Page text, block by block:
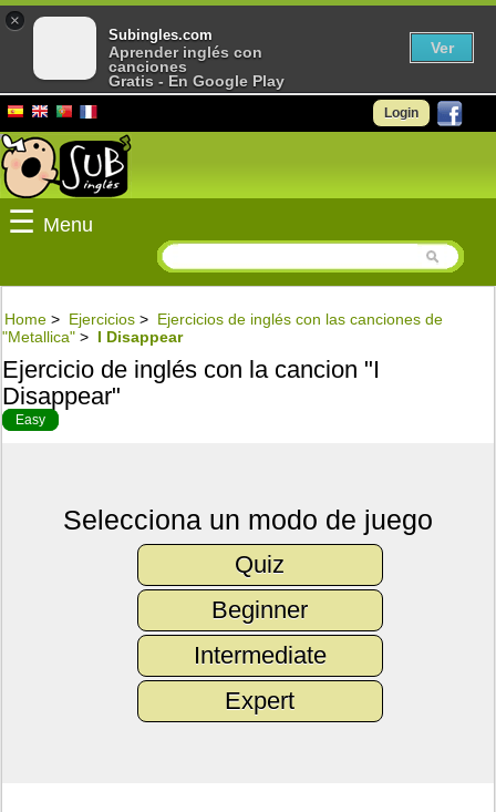
Login
☰ Menu
Home > Ejercicios > Ejercicios de inglés con las canciones de
"Metallica" > I Disappear
Ejercicio de inglés con la cancion "I
Disappear"
Easy
Selecciona un modo de juego
Quiz
Beginner
Intermediate
Expert
×
Subingles.com
Aprender inglés con
canciones
Gratis - En Google Play
Ver